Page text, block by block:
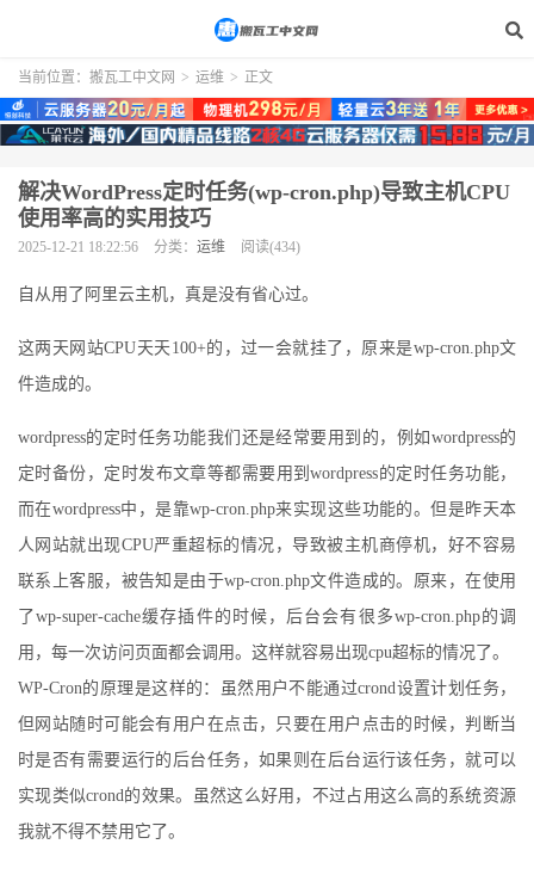
当前位置： 搬瓦工中文网 > 运维 > 正文
解决WordPress定时任务(wp-cron.php)导致主机CPU
使用率高的实用技巧
2025-12-21 18:22:56 分类： 运维 阅读(434)
自从用了阿里云主机，真是没有省心过。
这两天网站CPU天天100+的，过一会就挂了，原来是wp-cron.php文
件造成的。
wordpress的定时任务功能我们还是经常要用到的，例如wordpress的
定时备份，定时发布文章等都需要用到wordpress的定时任务功能，
而在wordpress中，是靠wp-cron.php来实现这些功能的。但是昨天本
人网站就出现CPU严重超标的情况，导致被主机商停机，好不容易
联系上客服，被告知是由于wp-cron.php文件造成的。原来，在使用
了wp-super-cache缓存插件的时候，后台会有很多wp-cron.php的调
用，每一次访问页面都会调用。这样就容易出现cpu超标的情况了。
WP-Cron的原理是这样的：虽然用户不能通过crond设置计划任务，
但网站随时可能会有用户在点击，只要在用户点击的时候，判断当
时是否有需要运行的后台任务，如果则在后台运行该任务，就可以
实现类似crond的效果。虽然这么好用，不过占用这么高的系统资源
我就不得不禁用它了。